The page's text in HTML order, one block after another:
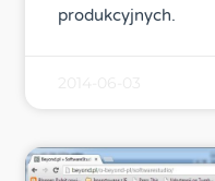
produkcyjnych.